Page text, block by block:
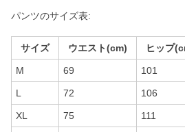
パンツのサイズ表:
サイズ ウエスト(cm) ヒップ
M 69 101
L 72 106
XL 75 111